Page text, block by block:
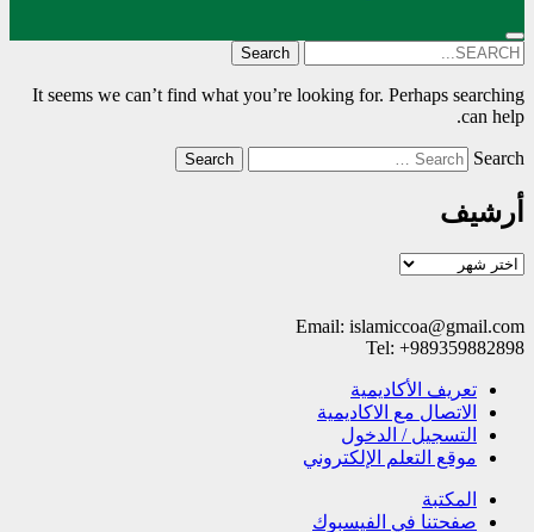
Search
for:
It seems we can’t find what you’re looking for. Perhaps searching
can help.
Search
أرشيف
أرشيف
Email: islamiccoa@gmail.com
Tel: +989359882898
تعریف الأکادیمیة
الاتصال مع الاکادیمیة
التسجیل / الدخول
موقع التعلم الإلکتروني
المکتبة
صفحتنا في الفيسبوك